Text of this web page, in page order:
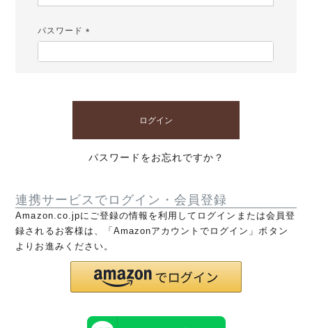
パスワード
ログイン
パスワードをお忘れですか？
連携サービスでログイン・会員登録
Amazon.co.jpにご登録の情報を利用してログインまたは会員登
録されるお客様は、「Amazonアカウントでログイン」ボタン
よりお進みください。